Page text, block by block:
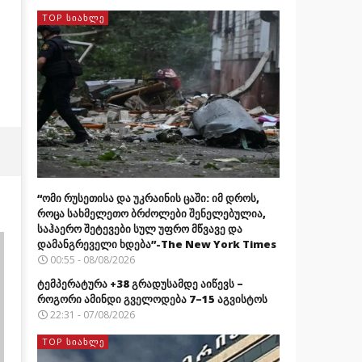
TOP ᲡᲘᲐᲮᲚᲔ
“ომი რუსეთისა და უკრაინის ცაში: იმ დროს,
როცა სახმელეთო ბრძოლები შენელებულია,
საჰაერო შეტევები სულ უფრო მწვავე და
დამანგრეველი ხდება”-The New York Times
00:55 - 08/08/2026
ტემპერატურა +38 გრადუსამდე აიწევს –
როგორი ამინდი გველოდება 7–15 აგვისტოს
22:31 - 07/08/2026
TOP ᲡᲘᲐᲮᲚᲔ